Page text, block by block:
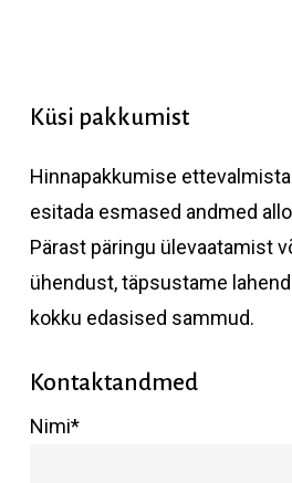
Küsi pakkumist
Hinnapakkumise
esitada esmased andmed
Pärast päringu ülevaatamist
ühendust, täpsustame
kokku edasised sammud.
Kontaktandmed
Nimi*